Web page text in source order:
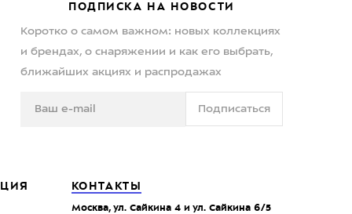
ПОДПИСКА НА НОВОСТИ
Коротко о самом важном: новых коллекциях
и брендах, о снаряжении и как его выбрать,
ближайших акциях и распродажах
Подписаться
КОНТАКТЫ
Москва, ул. Сайкина 4 и ул. Сайкина 6/5